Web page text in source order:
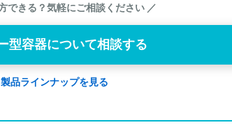
できる？気軽にご相談ください ／
型容器について相談する
製品ラインナップを見る